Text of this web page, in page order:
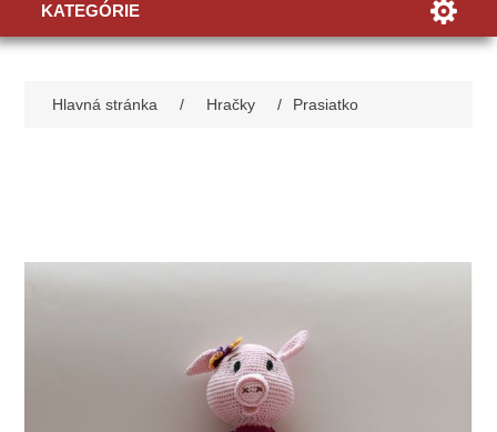
KATEGÓRIE
Hlavná stránka / Hračky / Prasiatko